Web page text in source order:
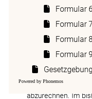
Formular 6
Formular 7
Formular 8
Formular
Gesetzgebung
Powered by Phonemos
Als Betriebsstätte
(massgebend ist
Person in den
eingegliedert ist).
ist die
dem neu
abzurechnen. Im